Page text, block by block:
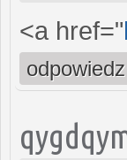
<a href="
odpowiedz